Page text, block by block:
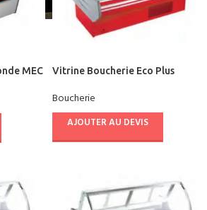
MEC
Vitrine Boucherie Eco Plus
Boucherie
AJOUTER AU DEVIS